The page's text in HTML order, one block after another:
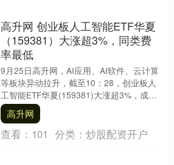
高升网 创业板人工智能ETF华夏
（159381）大涨超3%，同类费
率最低
9月25日高升网，AI应用、AI软件、云计算
等板块异动拉升，截至10：28，创业板人
工智能ETF华夏(159381)大涨超3%，成交
额快速突破1.5亿元，持仓股....
高升网
查看： 101 分类： 炒股配资开户